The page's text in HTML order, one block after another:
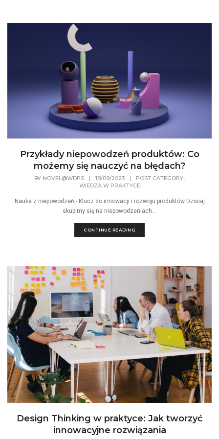
Przykłady niepowodzeń produktów: Co
możemy się nauczyć na błędach?
BY NOVEL@WDPS | 18/09/2023 | POST CATEGORY,
WIEDZA W PRAKTYCE
Nauka z niepowodzeń - Klucz do innowacji i rozwoju produktów Dzisiaj
skupimy się na niepowodzeniach...
CONTINUE READING
Design Thinking w praktyce: Jak tworzyć
innowacyjne rozwiązania